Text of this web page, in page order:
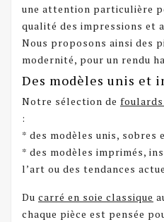
une attention particulière
qualité des impressions et
Nous proposons ainsi des
modernité, pour un rendu
Des modèles unis et
Notre sélection de foulards
:
* des modèles unis, sobres
* des modèles imprimés,
l’art ou des tendances
Du carré en soie classique
chaque pièce est pensée